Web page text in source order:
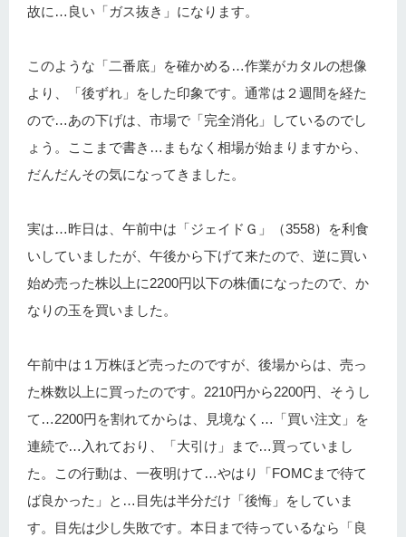
故に…良い「ガス抜き」になります。
このような「二番底」を確かめる…作業がカタルの想像
より、「後ずれ」をした印象です。通常は２週間を経た
ので…あの下げは、市場で「完全消化」しているのでし
ょう。ここまで書き…まもなく相場が始まりますから、
だんだんその気になってきました。
実は…昨日は、午前中は「ジェイドＧ」（3558）を利食
いしていましたが、午後から下げて来たので、逆に買い
始め売った株以上に2200円以下の株価になったので、か
なりの玉を買いました。
午前中は１万株ほど売ったのですが、後場からは、売っ
た株数以上に買ったのです。2210円から2200円、そうし
て…2200円を割れてからは、見境なく…「買い注文」を
連続で…入れており、「大引け」まで…買っていまし
た。この行動は、一夜明けて…やはり「FOMCまで待て
ば良かった」と…目先は半分だけ「後悔」をしていま
す。目先は少し失敗です。本日まで待っているなら「良